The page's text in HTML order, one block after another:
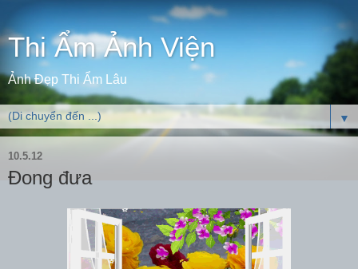
Thi Ẩm Ảnh Viện
Ảnh Đẹp Thi Ẩm Lâu
▼
10.5.12
Đong đưa